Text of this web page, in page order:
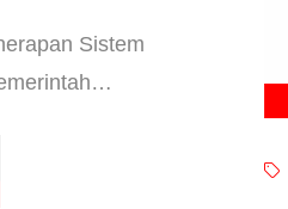
Sistem
langkah untuk